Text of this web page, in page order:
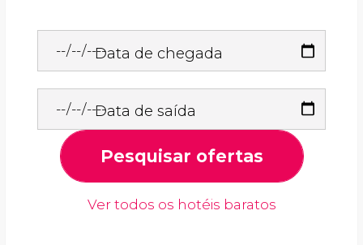
Data de chegada
Data de saída
Pesquisar ofertas
Ver todos os hotéis baratos